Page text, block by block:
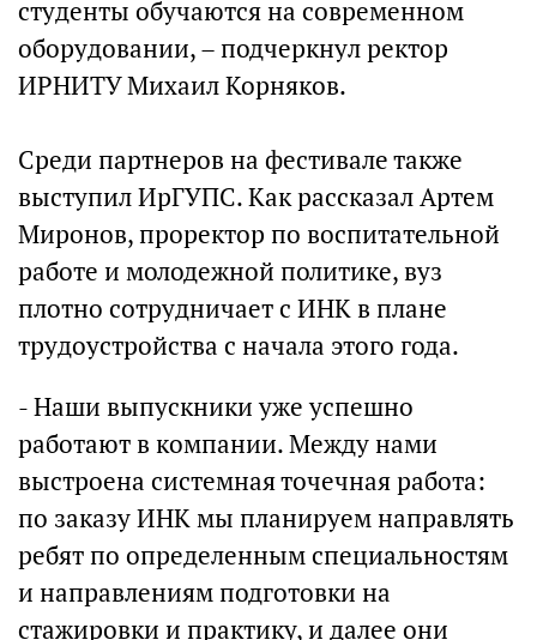
студенты обучаются на современном
оборудовании, – подчеркнул ректор
ИРНИТУ Михаил Корняков.
Среди партнеров на фестивале также
выступил ИрГУПС. Как рассказал Артем
Миронов, проректор по воспитательной
работе и молодежной политике, вуз
плотно сотрудничает с ИНК в плане
трудоустройства с начала этого года.
- Наши выпускники уже успешно
работают в компании. Между нами
выстроена системная точечная работа:
по заказу ИНК мы планируем направлять
ребят по определенным специальностям
и направлениям подготовки на
стажировки и практику, и далее они